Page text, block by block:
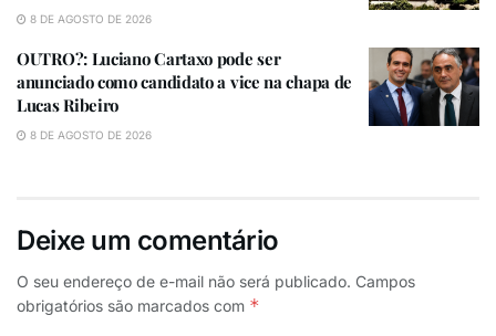
8 DE AGOSTO DE 2026
OUTRO?: Luciano Cartaxo pode ser
anunciado como candidato a vice na chapa de
Lucas Ribeiro
8 DE AGOSTO DE 2026
Deixe um comentário
O seu endereço de e-mail não será publicado. Campos
obrigatórios são marcados com *